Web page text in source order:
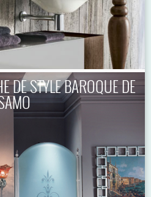
DE STYLE BAROQUE DE